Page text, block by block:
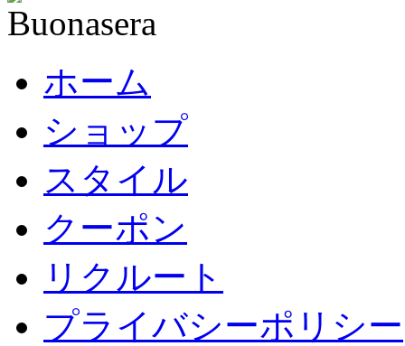
ホーム
ショップ
スタイル
クーポン
リクルート
プライバシーポリシー